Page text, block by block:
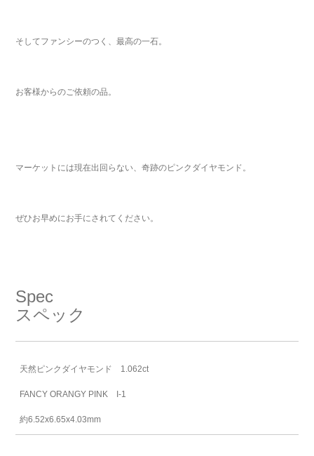
そしてファンシーのつく、最高の一石。
お客様からのご依頼の品。
マーケットには現在出回らない、奇跡のピンクダイヤモンド。
ぜひお早めにお手にされてください。
Spec
スペック
天然ピンクダイヤモンド 1.062ct
FANCY ORANGY PINK I-1
約6.52x6.65x4.03mm